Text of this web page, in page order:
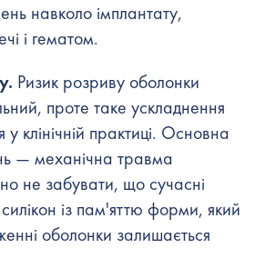
навколо імплантату,
і гематом.
Ризик розриву оболонки
проте таке ускладнення
у клінічній практиці. Основна
— механічна травма
не забувати, що сучасні
силікон із пам'яттю форми, який
оболонки залишається